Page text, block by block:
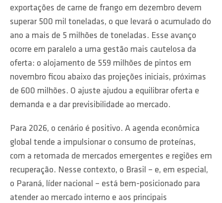
exportações de carne de frango em dezembro devem
superar 500 mil toneladas, o que levará o acumulado do
ano a mais de 5 milhões de toneladas. Esse avanço
ocorre em paralelo a uma gestão mais cautelosa da
oferta: o alojamento de 559 milhões de pintos em
novembro ficou abaixo das projeções iniciais, próximas
de 600 milhões. O ajuste ajudou a equilibrar oferta e
demanda e a dar previsibilidade ao mercado.
Para 2026, o cenário é positivo. A agenda econômica
global tende a impulsionar o consumo de proteínas,
com a retomada de mercados emergentes e regiões em
recuperação. Nesse contexto, o Brasil – e, em especial,
o Paraná, líder nacional – está bem-posicionado para
atender ao mercado interno e aos principais